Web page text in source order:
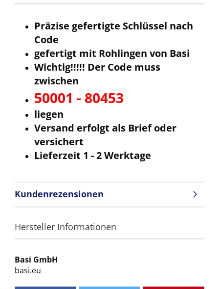
Präzise gefertigte Schlüssel nach
Code
gefertigt mit Rohlingen von Basi
Wichtig!!!!! Der Code muss
zwischen
50001 - 80453
liegen
Versand erfolgt als Brief oder
versichert
Lieferzeit 1 - 2 Werktage
Kundenrezensionen
Hersteller Informationen
Basi GmbH
basi.eu